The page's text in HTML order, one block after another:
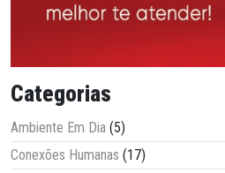
Categorias
Ambiente Em Dia (5)
Conexões Humanas (17)